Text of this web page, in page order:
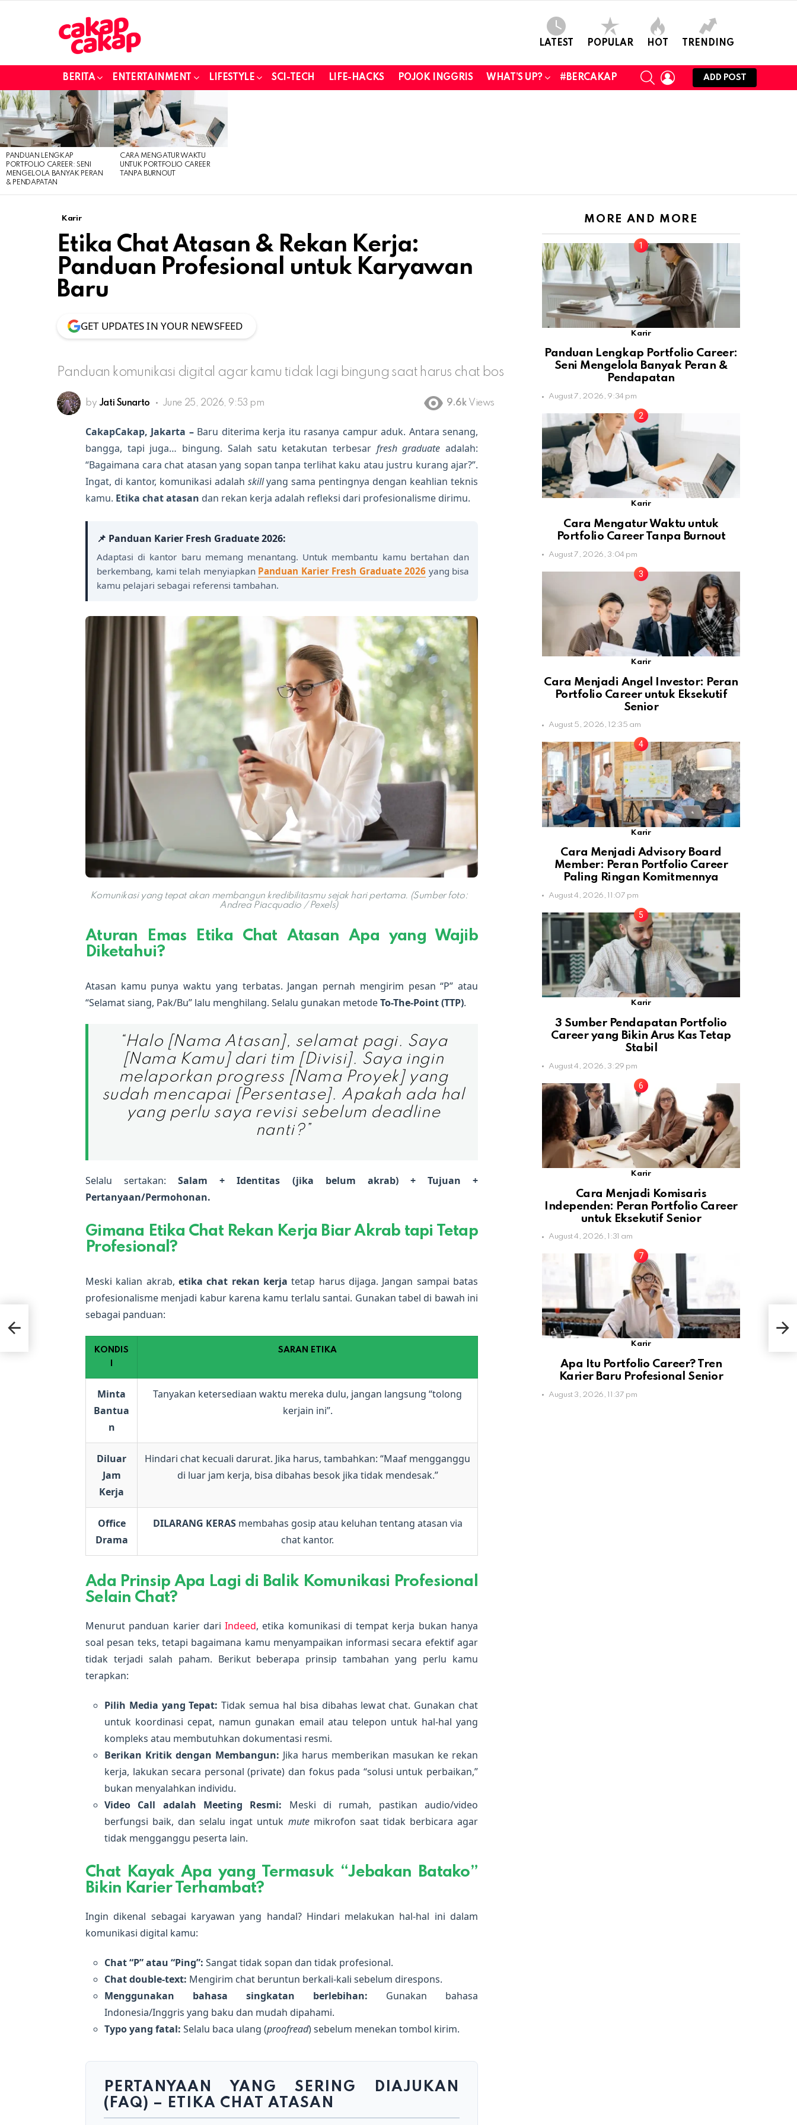
LATEST POPULAR HOT TRENDING
BERITA ENTERTAINMENT LIFESTYLE SCI-TECH LIFE-HACKS POJOK INGGRIS WHAT’S UP? #BERCAKAP
SEARCHLOGIN
ADD POST
LATEST
STORIES
PANDUAN LENGKAP
PORTFOLIO CAREER: SENI
MENGELOLA BANYAK PERAN
& PENDAPATAN
CARA MENGATUR WAKTU
UNTUK PORTFOLIO CAREER
TANPA BURNOUT
Karir
Etika Chat Atasan & Rekan Kerja:
Panduan Profesional untuk Karyawan
Baru
GET UPDATES IN YOUR NEWSFEED
Panduan komunikasi digital agar kamu tidak lagi bingung saat harus chat bos
by Jati Sunarto June 25, 2026, 9:53 pm 9.6k Views
CakapCakap, Jakarta – Baru diterima kerja itu rasanya campur aduk. Antara senang,
bangga, tapi juga… bingung. Salah satu ketakutan terbesar fresh graduate adalah:
“Bagaimana cara chat atasan yang sopan tanpa terlihat kaku atau justru kurang ajar?”.
Ingat, di kantor, komunikasi adalah skillyang sama pentingnya dengan keahlian teknis
kamu. Etika chat atasan dan rekan kerja adalah refleksi dari profesionalisme dirimu.
📌 Panduan Karier Fresh Graduate 2026:
Adaptasi di kantor baru memang menantang. Untuk membantu kamu bertahan dan
berkembang, kami telah menyiapkan Panduan Karier Fresh Graduate 2026 yang bisa
kamu pelajari sebagai referensi tambahan.
Komunikasi yang tepat akan membangun kredibilitasmu sejak hari pertama. (Sumber foto:
Andrea Piacquadio / Pexels)
Aturan Emas Etika Chat Atasan Apa yang Wajib
Diketahui?
Atasan kamu punya waktu yang terbatas. Jangan pernah mengirim pesan “P” atau
“Selamat siang, Pak/Bu” lalu menghilang. Selalu gunakan metodeTo-The-Point (TTP).
“Halo [Nama Atasan], selamat pagi. Saya
[Nama Kamu] dari tim [Divisi]. Saya ingin
melaporkan progress [Nama Proyek] yang
sudah mencapai [Persentase]. Apakah ada hal
yang perlu saya revisi sebelum deadline
nanti?”
Selalu sertakan:Salam + Identitas (jika belum akrab) + Tujuan +
Pertanyaan/Permohonan.
Gimana Etika Chat Rekan Kerja Biar Akrab tapi Tetap
Profesional?
Meski kalian akrab, etika chat rekan kerja tetap harus dijaga. Jangan sampai batas
profesionalisme menjadi kabur karena kamu terlalu santai. Gunakan tabel di bawah ini
sebagai panduan:
KONDIS
SARAN ETIKA
Minta
Bantua
n
Tanyakan ketersediaan waktu mereka dulu, jangan langsung “tolong
kerjain ini”.
Diluar
Jam
Kerja
Hindari chat kecuali darurat. Jika harus, tambahkan: “Maaf mengganggu
di luar jam kerja, bisa dibahas besok jika tidak mendesak.”
Office
Drama
DILARANG KERASmembahas gosip atau keluhan tentang atasan via
chat kantor.
Ada Prinsip Apa Lagi di Balik Komunikasi Profesional
Selain Chat?
Menurut panduan karier dariIndeed, etika komunikasi di tempat kerja bukan hanya
soal pesan teks, tetapi bagaimana kamu menyampaikan informasi secara efektif agar
tidak terjadi salah paham. Berikut beberapa prinsip tambahan yang perlu kamu
terapkan:
Pilih Media yang Tepat: Tidak semua hal bisa dibahas lewat chat. Gunakan chat
untuk koordinasi cepat, namun gunakan email atau telepon untuk hal-hal yang
kompleks atau membutuhkan dokumentasi resmi.
Berikan Kritik dengan Membangun: Jika harus memberikan masukan ke rekan
kerja, lakukan secara personal (private) dan fokus pada “solusi untuk perbaikan,”
bukan menyalahkan individu.
Video Call adalah Meeting Resmi: Meski di rumah, pastikan audio/video
berfungsi baik, dan selalu ingat untuk mutemikrofon saat tidak berbicara agar
tidak mengganggu peserta lain.
Chat Kayak Apa yang Termasuk “Jebakan Batako”
Bikin Karier Terhambat?
Ingin dikenal sebagai karyawan yang handal? Hindari melakukan hal-hal ini dalam
komunikasi digital kamu:
Chat “P” atau “Ping”: Sangat tidak sopan dan tidak profesional.
Chat double-text: Mengirim chat beruntun berkali-kali sebelum direspons.
Menggunakan bahasa singkatan berlebihan: Gunakan bahasa
Indonesia/Inggris yang baku dan mudah dipahami.
Typo yang fatal: Selalu baca ulang (proofread) sebelum menekan tombol kirim.
PERTANYAAN YANG SERING DIAJUKAN
(FAQ) – ETIKA CHAT ATASAN
MORE AND MORE
Karir
Panduan Lengkap Portfolio Career:
Seni Mengelola Banyak Peran &
Pendapatan
August 7, 2026, 9:34 pm
Karir
Cara Mengatur Waktu untuk
Portfolio Career Tanpa Burnout
August 7, 2026, 3:04 pm
Karir
Cara Menjadi Angel Investor: Peran
Portfolio Career untuk Eksekutif
Senior
August 5, 2026, 12:35 am
Karir
Cara Menjadi Advisory Board
Member: Peran Portfolio Career
Paling Ringan Komitmennya
August 4, 2026, 11:07 pm
Karir
3 Sumber Pendapatan Portfolio
Career yang Bikin Arus Kas Tetap
Stabil
August 4, 2026, 3:29 pm
Karir
Cara Menjadi Komisaris
Independen: Peran Portfolio Career
untuk Eksekutif Senior
August 4, 2026, 1:31 am
Karir
Apa Itu Portfolio Career? Tren
Karier Baru Profesional Senior
August 3, 2026, 11:37 pm